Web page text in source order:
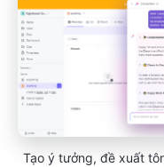
Tạo ý tưởng, đề xuất